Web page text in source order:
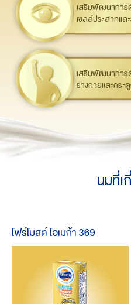
เสริมพัฒนาการ
เซลล์ประสาทแล
เสริมพัฒนาการ
ร่างกายและกระ
นมที่เ
โฟร์โมสต์ โอเมก้า 369